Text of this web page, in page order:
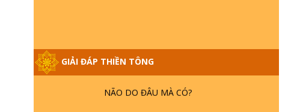
GIẢI ĐÁP THIỀN TÔNG
GIẢI ĐÁP THIỀN TÔNG ĐẶC BIỆT PHẦN
20 - BÁC NGUYỄN NHÂN LÀ AI? PHIỀN
NÃO DO ĐÂU MÀ CÓ?